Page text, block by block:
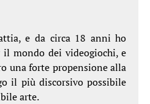
e da circa 18 anni ho
il mondo dei videogiochi, e
una forte propensione alla
il più discorsivo possibile
arte.